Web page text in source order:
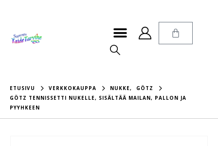
ETUSIVU VERKKOKAUPPA NUKKE,
GÖTZ
GÖTZ TENNISSETTI NUKELLE, SISÄLTÄÄ MAILAN, PALLON JA
PYYHKEEN